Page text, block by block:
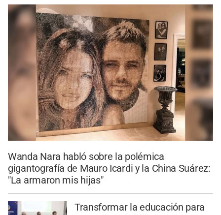
Wanda Nara habló sobre la polémica
gigantografía de Mauro Icardi y la China Suárez:
"La armaron mis hijas"
Transformar la educación para